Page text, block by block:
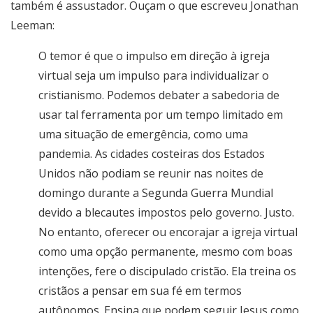
também é assustador. Ouçam o que escreveu Jonathan
Leeman:
O temor é que o impulso em direção à igreja
virtual seja um impulso para individualizar o
cristianismo. Podemos debater a sabedoria de
usar tal ferramenta por um tempo limitado em
uma situação de emergência, como uma
pandemia. As cidades costeiras dos Estados
Unidos não podiam se reunir nas noites de
domingo durante a Segunda Guerra Mundial
devido a blecautes impostos pelo governo. Justo.
No entanto, oferecer ou encorajar a igreja virtual
como uma opção permanente, mesmo com boas
intenções, fere o discipulado cristão. Ela treina os
cristãos a pensar em sua fé em termos